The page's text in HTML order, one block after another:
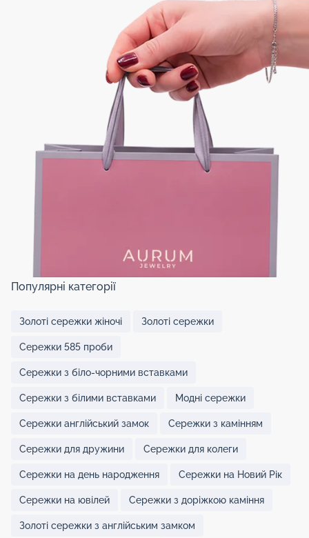
Популярні категорії
Золоті сережки жіночі Золоті сережки
Сережки 585 проби
Сережки з біло-чорними вставками
Сережки з білими вставками Модні сережки
Сережки англійський замок Сережки з камінням
Сережки для дружини Сережки для колеги
Сережки на день народження Сережки на Новий Рік
Сережки на ювілей Сережки з доріжкою каміння
Золоті сережки з англійським замком